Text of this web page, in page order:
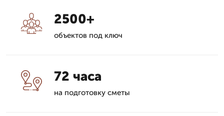
2500+
объектов под ключ
72 часа
на подготовку сметы